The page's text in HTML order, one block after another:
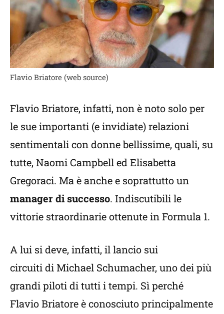
Flavio Briatore (web source)
Flavio Briatore, infatti, non è noto solo per
le sue importanti (e invidiate) relazioni
sentimentali con donne bellissime, quali, su
tutte, Naomi Campbell ed Elisabetta
Gregoraci. Ma è anche e soprattutto un
manager di successo. Indiscutibili le
vittorie straordinarie ottenute in Formula 1.
A lui si deve, infatti, il lancio sui
circuiti di Michael Schumacher, uno dei più
grandi piloti di tutti i tempi. Sì perché
Flavio Briatore è conosciuto principalmente